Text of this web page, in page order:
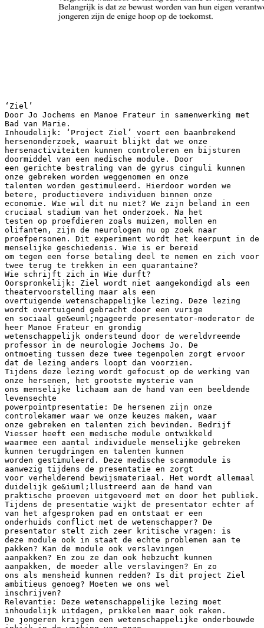
‘Ziel’
Door Jo Jochems en Manoe Frateur in samenwerking met
Bad van Marie.
Inhoudelijk: ‘Project Ziel’ voert een baanbrekend
hersenonderzoek, waaruit blijkt dat we onze
hersenactiviteiten kunnen controleren en bijsturen
doormiddel van een medische module. Door
een gerichte bestraling van de gyrus cinguli kunnen
onze gebreken worden weggenomen en onze
talenten worden gestimuleerd. Hierdoor worden we
betere, productievere individuen binnen onze
economie. Wie wil dit nu niet? We zijn beland in een
cruciaal stadium van het onderzoek. Na het
testen op proefdieren zoals muizen, mollen en
olifanten, zijn de neurologen nu op zoek naar
proefpersonen. Dit experiment wordt het keerpunt in de
menselijke geschiedenis. Wie is er bereid
om tegen een forse betaling deel te nemen en zich voor
twee terug te trekken in een quarantaine?
Wie schrijft zich in Wie durft?
Oorspronkelijk: Ziel wordt niet aangekondigd als een
theatervoorstelling maar als een
overtuigende wetenschappelijke lezing. Deze lezing
wordt overtuigend gebracht door een vurige
en sociaal ge&euml;ngageerde presentator-moderator de
heer Manoe Frateur en grondig
wetenschappelijk ondersteund door de wereldvreemde
professor in de neurologie Jochems Jo. De
ontmoeting tussen deze twee tegenpolen zorgt ervoor
dat de lezing anders loopt dan voorzien.
Tijdens deze lezing wordt gefocust op de werking van
onze hersenen, het grootste mysterie van
ons menselijke lichaam aan de hand van een beeldende
levensechte
powerpointpresentatie: De hersenen zijn onze
controlekamer waar we onze keuzes maken, waar
onze gebreken en talenten zich bevinden. Bedrijf
Viesser heeft een medische module ontwikkeld
waarmee een aantal individuele menselijke gebreken
kunnen terugdringen en talenten kunnen
worden gestimuleerd. Deze medische scanmodule is
aanwezig tijdens de presentatie en zorgt
voor verhelderend bewijsmateriaal. Het wordt allemaal
duidelijk ge&iuml;llustreerd aan de hand van
praktische proeven uitgevoerd met en door het publiek.
Tijdens de presentatie wijkt de presentator echter af
van het afgesproken pad en ontstaat er een
onderhuids conflict met de wetenschapper? De
presentator stelt zich zeer kritische vragen: is
deze module ook in staat de echte problemen aan te
pakken? Kan de module ook verslavingen
aanpakken? En zou ze dan ook hebzucht kunnen
aanpakken, de moeder alle verslavingen? En zo
ons als mensheid kunnen redden? Is dit project Ziel
ambitieus genoeg? Moeten we ons wel
inschrijven?
Relevantie: Deze wetenschappelijke lezing moet
inhoudelijk uitdagen, prikkelen maar ook raken.
De jongeren krijgen een wetenschappelijke onderbouwde